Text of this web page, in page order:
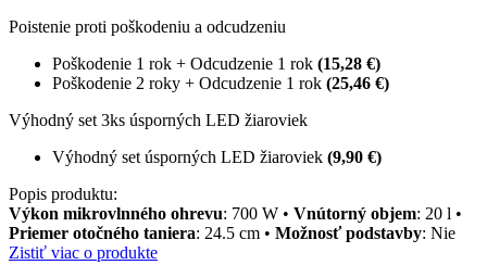
Poistenie proti poškodeniu a odcudzeniu
Poškodenie 1 rok + Odcudzenie 1 rok (15,28 €)
Poškodenie 2 roky + Odcudzenie 1 rok (25,46 €)
Výhodný set 3ks úsporných LED žiaroviek
Výhodný set úsporných LED žiaroviek (9,90 €)
Popis produktu:
Výkon mikrovlnného ohrevu: 700 W • Vnútorný objem: 20 l •
Priemer otočného taniera: 24.5 cm • Možnosť podstavby: Nie
Zistiť viac o produkte